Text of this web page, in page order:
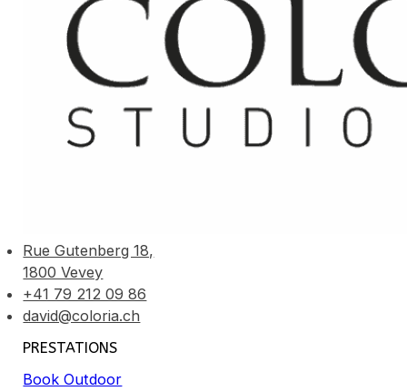
Rue Gutenberg 18,
1800 Vevey
+41 79 212 09 86
david@coloria.ch
PRESTATIONS
Book Outdoor